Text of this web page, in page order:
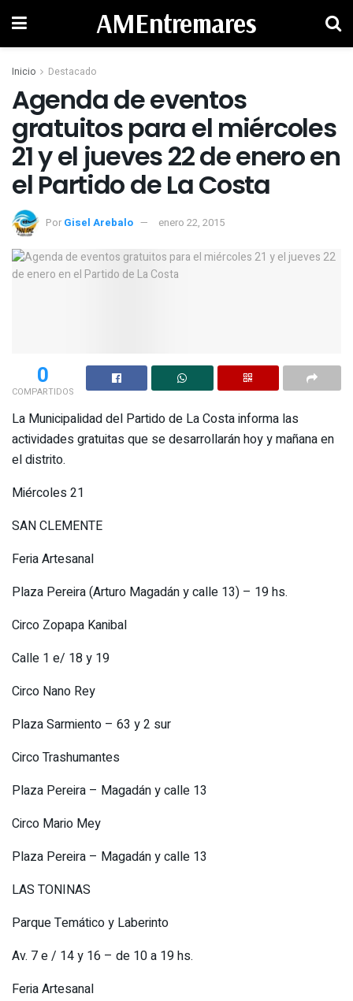
AMEntremares
Inicio Destacado
Agenda de eventos
gratuitos para el miércoles
21 y el jueves 22 de enero en
el Partido de La Costa
Por Gisel Arebalo enero 22, 2015
0
COMPARTIDOS
La Municipalidad del Partido de La Costa informa las
actividades gratuitas que se desarrollarán hoy y mañana en
el distrito.
Miércoles 21
SAN CLEMENTE
Feria Artesanal
Plaza Pereira (Arturo Magadán y calle 13) – 19 hs.
Circo Zopapa Kanibal
Calle 1 e/ 18 y 19
Circo Nano Rey
Plaza Sarmiento – 63 y 2 sur
Circo Trashumantes
Plaza Pereira – Magadán y calle 13
Circo Mario Mey
Plaza Pereira – Magadán y calle 13
LAS TONINAS
Parque Temático y Laberinto
Av. 7 e / 14 y 16 – de 10 a 19 hs.
Feria Artesanal